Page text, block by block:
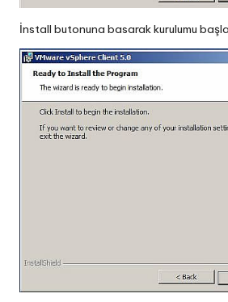
İnstall butonuna basarak kurulumu